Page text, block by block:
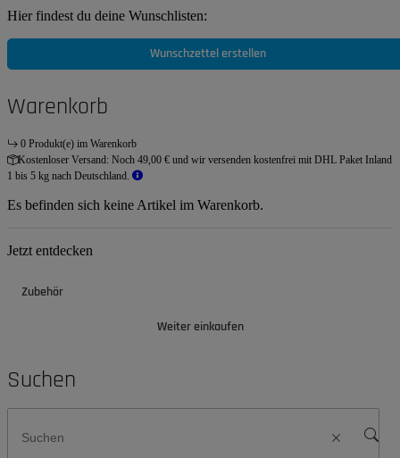
Hier findest du deine Wunschlisten:
Wunschzettel erstellen
Warenkorb
0 Produkt(e) im Warenkorb
Kostenloser Versand: Noch 49,00 € und wir versenden kostenfrei mit DHL Paket Inland
1 bis 5 kg nach Deutschland.
Es befinden sich keine Artikel im Warenkorb.
Jetzt entdecken
Zubehör
Weiter einkaufen
Suchen